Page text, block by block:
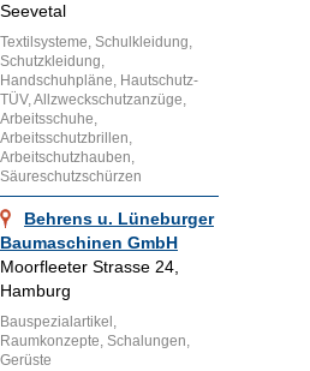
Seevetal
Textilsysteme, Schulkleidung,
Schutzkleidung,
Handschuhpläne, Hautschutz-
TÜV, Allzweckschutzanzüge,
Arbeitsschuhe,
Arbeitsschutzbrillen,
Arbeitschutzhauben,
Säureschutzschürzen
Behrens u. Lüneburger
Baumaschinen GmbH
Moorfleeter Strasse 24,
Hamburg
Bauspezialartikel,
Raumkonzepte, Schalungen,
Gerüste